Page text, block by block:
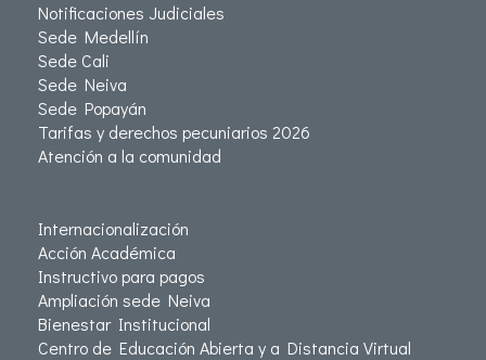
Notificaciones Judiciales
Sede Medellín
Sede Cali
Sede Neiva
Sede Popayán
Tarifas y derechos pecuniarios 2026
Atención a la comunidad
Internacionalización
Acción Académica
Instructivo para pagos
Ampliación sede Neiva
Bienestar Institucional
Centro de Educación Abierta y a Distancia Virtual